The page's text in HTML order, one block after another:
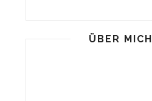
ÜBER MICH